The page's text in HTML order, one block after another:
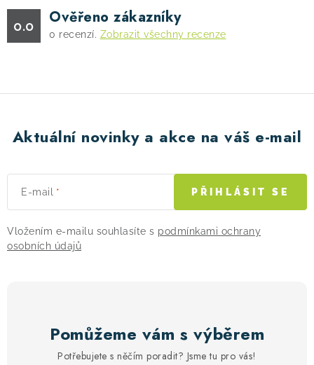
0.0 Ověřeno zákazníky
0 recenzí. Zobrazit všechny recenze
Aktuální novinky a akce na váš e-mail
E-mail
Vložením e-mailu souhlasíte s podmínkami ochrany
osobních údajů
PŘIHLÁSIT SE
Pomůžeme vám s výběrem
Potřebujete s něčím poradit? Jsme tu pro vás!